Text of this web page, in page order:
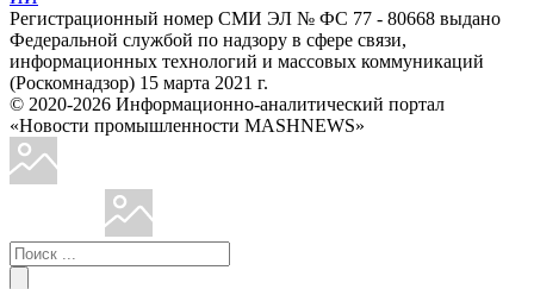
Регистрационный номер СМИ ЭЛ № ФС 77 - 80668 выдано
Федеральной службой по надзору в сфере связи,
информационных технологий и массовых коммуникаций
(Роскомнадзор) 15 марта 2021 г.
© 2020-2026 Информационно-аналитический портал
«Новости промышленности MASHNEWS»